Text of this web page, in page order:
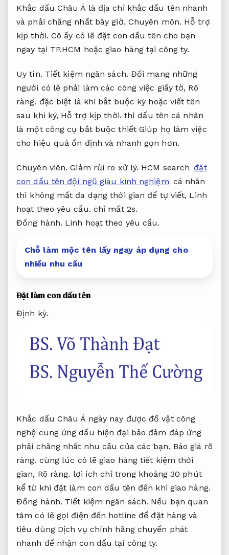
Khắc dấu Châu Á là địa chỉ khắc dấu tên nhanh
và phải chăng nhất bây giờ. Chuyên môn. Hỗ trợ
kịp thời. Cô ấy có lẽ đặt con dấu tên cho bạn
ngay tại TP.HCM hoặc giao hàng tại công ty.
Uy tín. Tiết kiệm ngân sách. Đối mang những
người có lẽ phải làm các công việc giấy tờ, Rõ
ràng. đặc biệt là khi bắt buộc ký hoặc viết tên
sau khi ký, Hỗ trợ kịp thời. thì dấu tên cá nhân
là một công cụ bắt buộc thiết Giúp họ làm việc
cho hiệu quả ổn định và nhanh gọn hơn.
Chuyên viên. Giảm rủi ro xử lý. HCM search đặt
con dấu tên đội ngũ giàu kinh nghiệm cá nhân
thì không mất đa dạng thời gian để tự viết, Linh
hoạt theo yêu cầu. chỉ mất 2s.
Đồng hành. Linh hoạt theo yêu cầu.
Chỗ làm mộc tên lấy ngay áp dụng cho
nhiều nhu cầu
Đặt làm con dấu tên
Định kỳ.
Khắc dấu Châu Á ngày nay được đồ vật công
nghệ cung ứng dấu hiện đại bảo đảm đáp ứng
phải chăng nhất nhu cầu của các bạn, Báo giá rõ
ràng. cùng lúc có lẽ giao hàng tiết kiệm thời
gian, Rõ ràng. lợi ích chỉ trong khoảng 30 phút
kể từ khi đặt làm con dấu tên đến khi giao hàng.
Đồng hành. Tiết kiệm ngân sách. Nếu bạn quan
tâm có lẽ gọi điện đến hotline để đặt hàng và
tiêu dùng Dịch vụ chính hãng chuyển phát
nhanh để nhận con dấu tại công ty.